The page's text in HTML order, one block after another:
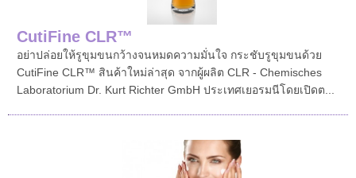
CutiFine CLR™
อย่าปล่อยให้รูขุมขนกว้างจนหมดความมั่นใจ กระชับรูขุมขนด้วย
CutiFine CLR™ สินค้าใหม่ล่าสุด จากผู้ผลิต CLR - Chemisches
Laboratorium Dr. Kurt Richter GmbH ประเทศเยอรมนีโดยเปิดต...